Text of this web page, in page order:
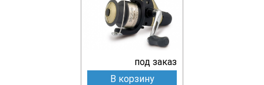
под заказ
В корзину